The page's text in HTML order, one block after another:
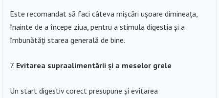
Este recomandat să faci câteva mișcări ușoare dimineața,
înainte de a începe ziua, pentru a stimula digestia și a
îmbunătăți starea generală de bine.
Evitarea supraalimentării și a meselor grele
Un start digestiv corect presupune și evitarea